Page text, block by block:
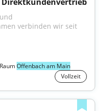
verbinden wir seit
Offenbach am Main
Vollzeit